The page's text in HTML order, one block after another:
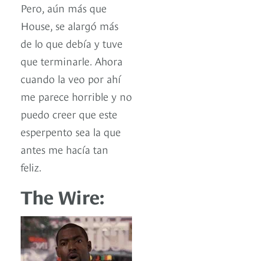
Pero, aún más que
House, se alargó más
de lo que debía y tuve
que terminarle. Ahora
cuando la veo por ahí
me parece horrible y no
puedo creer que este
esperpento sea la que
antes me hacía tan
feliz.
The Wire: